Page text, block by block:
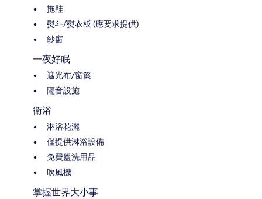
拖鞋
熨斗/熨衣板 (應要求提供)
紗窗
一夜好眠
遮光布/窗簾
隔音設施
衛浴
淋浴花灑
僅提供淋浴設備
免費盥洗用品
吹風機
掌握世界大小事